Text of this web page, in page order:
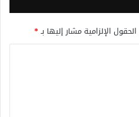
الحقول الإلزامية مشار إليها بـ*